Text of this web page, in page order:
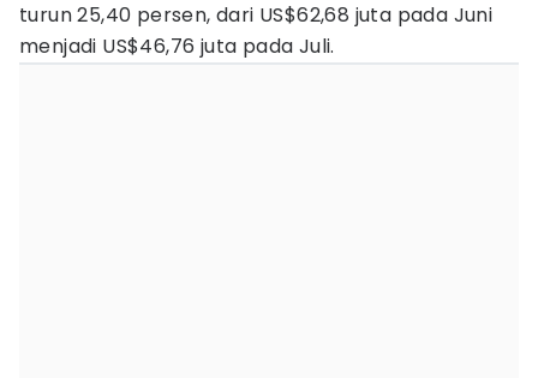
turun 25,40 persen, dari US$62,68 juta pada Juni
menjadi US$46,76 juta pada Juli.